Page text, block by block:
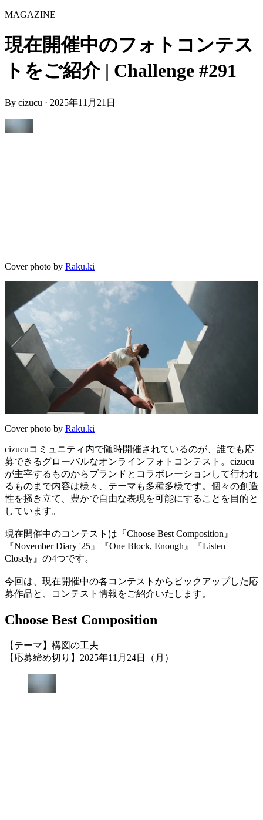
MAGAZINE
現在開催中のフォトコンテス
トをご紹介 | Challenge #291
By cizucu · 2025年11月21日
Cover photo by Raku.ki
Cover photo by Raku.ki
cizucuコミュニティ内で随時開催されているのが、誰でも応
募できるグローバルなオンラインフォトコンテスト。cizucu
が主宰するものからブランドとコラボレーションして行われ
るものまで内容は様々、テーマも多種多様です。個々の創造
性を掻き立て、豊かで自由な表現を可能にすることを目的と
しています。
現在開催中のコンテストは『Choose Best Composition』
『November Diary '25』『One Block, Enough』『Listen
Closely』の4つです。
今回は、現在開催中の各コンテストからピックアップした応
募作品と、コンテスト情報をご紹介いたします。
Choose Best Composition
【テーマ】構図の工夫
【応募締め切り】2025年11月24日（月）